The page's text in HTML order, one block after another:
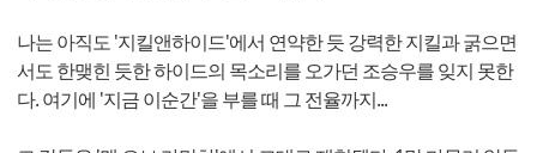
나는 아직도 '지킬앤하이드'에서 연약한 듯 강력한 지킬과 굵으면
서도 한맺힌 듯한 하이드의 목소리를 오가던 조승우를 잊지 못한
다. 여기에 '지금 이순간'을 부를 때 그 전율까지...